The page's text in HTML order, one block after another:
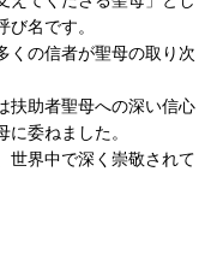
名です。
くの信者が聖母の取り次
扶助者聖母への深い信心
委ねました。
世界中で深く崇敬されて